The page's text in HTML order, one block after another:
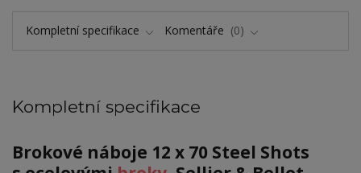
Kompletní specifikace Komentáře 0
Kompletní specifikace
Brokové náboje 12 x 70 Steel Shots